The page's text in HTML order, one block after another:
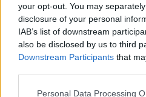
your opt-out. You may
disclosure of your personal
IAB’s list of downstream
also be disclosed by us to third
Downstream Participants that
Personal Data Processing